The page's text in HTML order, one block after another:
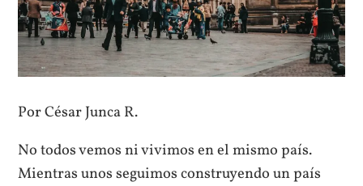
Por César Junca R.
No todos vemos ni vivimos en el mismo país.
Mientras unos seguimos construyendo un país